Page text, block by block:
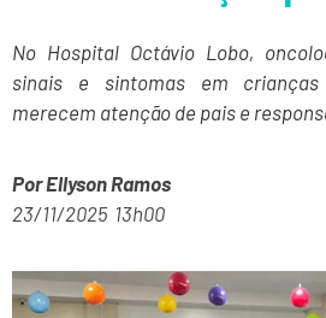
No Hospital Octávio Lobo,
sinais e sintomas em
merecem atenção de pais e
Por Ellyson Ramos
23/11/2025 13h00